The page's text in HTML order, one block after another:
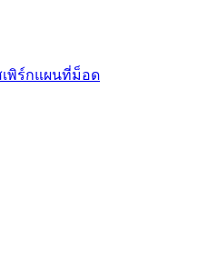
เพิร์กแผนที่ม็อด